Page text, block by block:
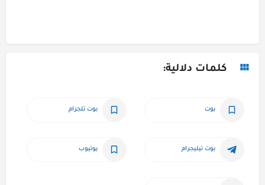
كلمات دلالية:
بوت بوت تلجرام
بوت تيليجرام يوتيوب